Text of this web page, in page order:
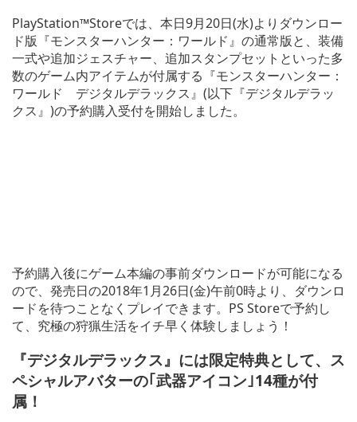
PlayStation™Storeでは、本日9月20日(水)よりダウンロー
ド版『モンスターハンター：ワールド』の通常版と、装備
一式や追加ジェスチャー、追加スタンプセットといった多
数のゲーム内アイテムが付属する『モンスターハンター：
ワールド デジタルデラックス』(以下『デジタルデラッ
クス』)の予約購入受付を開始しました。
予約購入後にゲーム本編の事前ダウンロードが可能になる
ので、発売日の2018年1月26日(金)午前0時より、ダウンロ
ードを待つことなくプレイできます。PS Storeで予約し
て、究極の狩猟生活をイチ早く体験しましょう！
『デジタルデラックス』には限定特典として、ス
ペシャルアバターの｢武器アイコン｣14種が付
属！